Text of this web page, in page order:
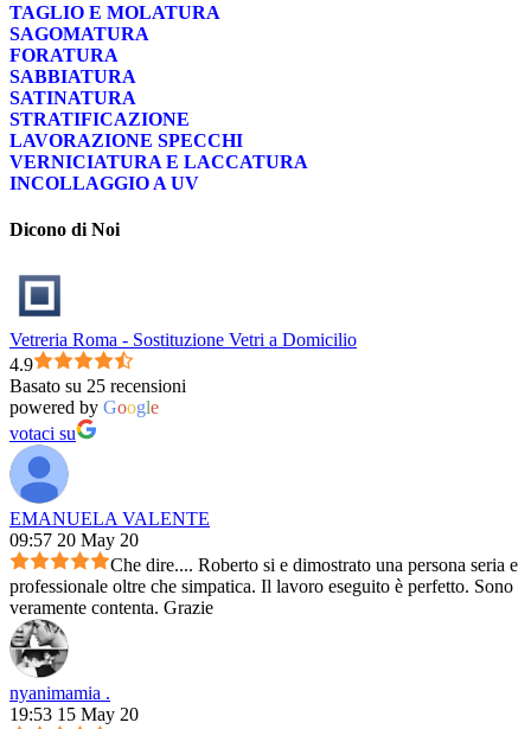
TAGLIO E MOLATURA
SAGOMATURA
FORATURA
SABBIATURA
SATINATURA
STRATIFICAZIONE
LAVORAZIONE SPECCHI
VERNICIATURA E LACCATURA
INCOLLAGGIO A UV
Dicono di Noi
Vetreria Roma - Sostituzione Vetri a Domicilio
4.9
Basato su 25 recensioni
powered by Google
votaci su
EMANUELA VALENTE
09:57 20 May 20
Che dire.... Roberto si e dimostrato una persona seria e
professionale oltre che simpatica. Il lavoro eseguito è perfetto. Sono
veramente contenta. Grazie
nyanimamia .
19:53 15 May 20